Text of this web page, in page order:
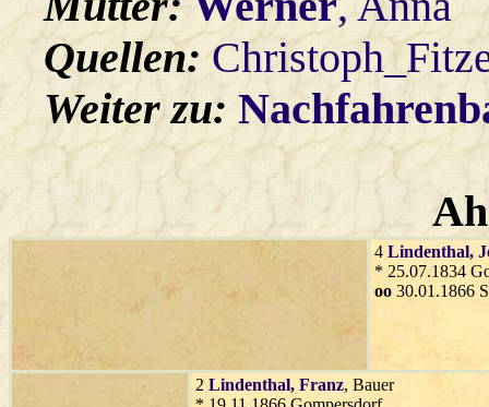
Quellen:
Weiter zu:
4 Lindenthal,
* 25.07.1834
oo 30.01.1866
2 Lindenthal, Franz, Bauer